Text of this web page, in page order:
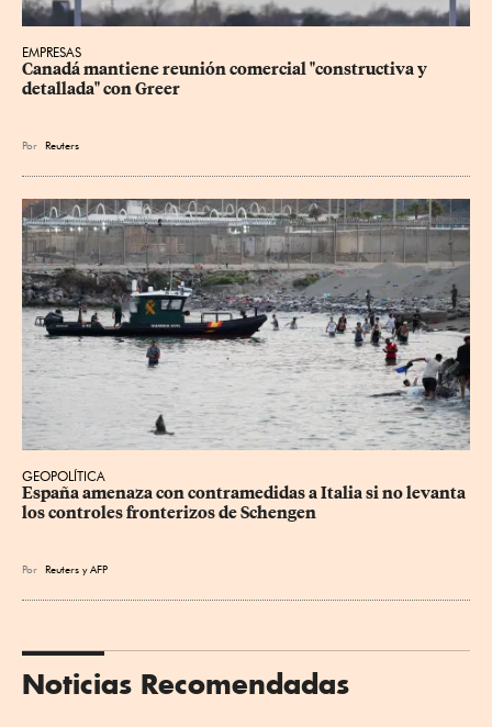
EMPRESAS
Canadá mantiene reunión ‌comercial "constructiva y
detallada" con Greer
Por Reuters
GEOPOLÍTICA
España amenaza con contramedidas a Italia si no levanta
los controles fronterizos de Schengen
Por Reuters yAFP
Noticias Recomendadas